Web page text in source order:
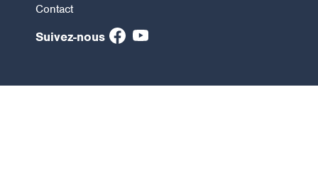
Contact
Suivez-nous